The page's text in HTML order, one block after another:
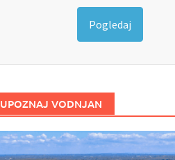
Pogledaj
UPOZNAJ VODNJAN